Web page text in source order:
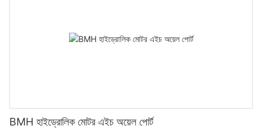
BMH হাইড্রোলিক মোটর এইচ অয়েল পোর্ট